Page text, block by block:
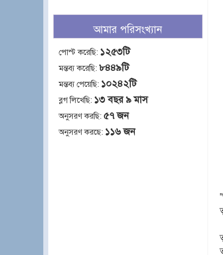
আমার পরিসংখ্যান
পোস্ট করেছি: ১২৫৩টি
মন্তব্য করেছি: ৮৪৪৯টি
মন্তব্য পেয়েছি: ১০২৪২টি
ব্লগ লিখেছি: ১৩ বছর ৯ মাস
অনুসরণ করছি: ৫৭ জন
অনুসরণ করছে: ১১৬ জন